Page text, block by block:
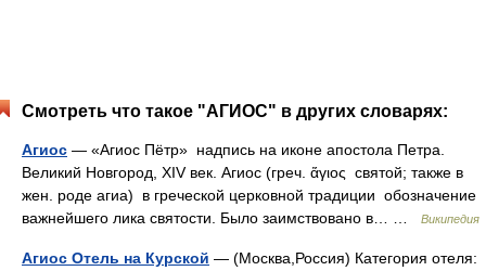
Смотреть что такое "АГИОС" в других словарях:
Агиос — «Агиос Пётр» надпись на иконе апостола Петра.
Великий Новгород, XIV век. Агиос (греч. ἅγιος святой; также в
жен. роде агиа) в греческой церковной традиции обозначение
важнейшего лика святости. Было заимствовано в… …
Википедия
Агиос Отель на Курской — (Москва,Россия) Категория отеля: